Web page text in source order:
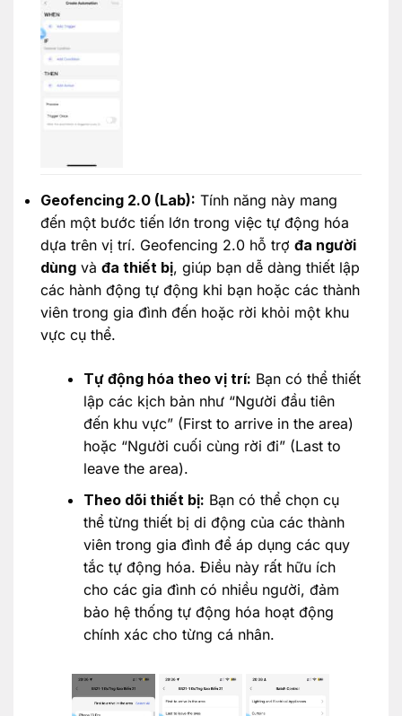
Geofencing 2.0 (Lab): Tính năng này mang
đến một bước tiến lớn trong việc tự động hóa
dựa trên vị trí. Geofencing 2.0 hỗ trợ đa người
dùngvà đa thiết bị, giúp bạn dễ dàng thiết lập
các hành động tự động khi bạn hoặc các thành
viên trong gia đình đến hoặc rời khỏi một khu
vực cụ thể.
Tự động hóa theo vị trí: Bạn có thể thiết
lập các kịch bản như “Người đầu tiên
đến khu vực” (First to arrive in the area)
hoặc “Người cuối cùng rời đi” (Last to
leave the area).
Theo dõi thiết bị: Bạn có thể chọn cụ
thể từng thiết bị di động của các thành
viên trong gia đình để áp dụng các quy
tắc tự động hóa. Điều này rất hữu ích
cho các gia đình có nhiều người, đảm
bảo hệ thống tự động hóa hoạt động
chính xác cho từng cá nhân.